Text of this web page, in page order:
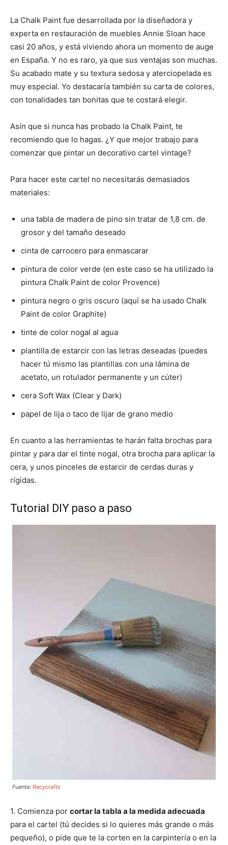
La Chalk Paint fue desarrollada por la diseñadora y
experta en restauración de muebles Annie Sloan hace
casi 20 años, y está viviendo ahora un momento de auge
en España. Y no es raro, ya que sus ventajas son muchas.
Su acabado mate y su textura sedosa y aterciopelada es
muy especial. Yo destacaría también su carta de colores,
con tonalidades tan bonitas que te costará elegir.
Asín que si nunca has probado la Chalk Paint, te
recomiendo que lo hagas. ¿Y que mejor trabajo para
comenzar que pintar un decorativo cartel vintage?
Para hacer este cartel no necesitarás demasiados
materiales:
una tabla de madera de pino sin tratar de 1,8 cm. de
grosor y del tamaño deseado
cinta de carrocero para enmascarar
pintura de color verde (en este caso se ha utilizado la
pintura Chalk Paint de color Provence)
pintura negro o gris oscuro (aquí se ha usado Chalk
Paint de color Graphite)
tinte de color nogal al agua
plantilla de estarcir con las letras deseadas (puedes
hacer tú mismo las plantillas con una lámina de
acetato, un rotulador permanente y un cúter)
cera Soft Wax (Clear y Dark)
papel de lija o taco de lijar de grano medio
En cuanto a las herramientas te harán falta brochas para
pintar y para dar el tinte nogal, otra brocha para aplicar la
cera, y unos pinceles de estarcir de cerdas duras y
rígidas.
Tutorial DIY paso a paso
Fuente: Recycrafts
1. Comienza por cortar la tabla a la medida adecuada
para el cartel (tú decides si lo quieres más grande o más
pequeño), o pide que te la corten en la carpintería o en la